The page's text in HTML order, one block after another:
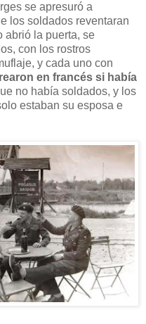
se apresuró a
los soldados reventaran
abrió la puerta, se
con los rostros
y cada uno con
en francés si había
no había soldados, y los
estaban su esposa e